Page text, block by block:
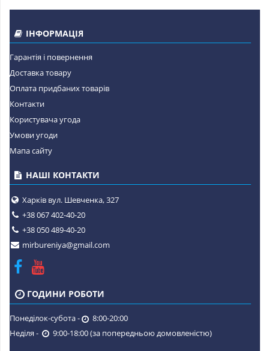
ІНФОРМАЦІЯ
Гарантія і повернення
Доставка товару
Оплата придбаних товарів
Контакти
Користувача угода
Умови угоди
Мапа сайту
НАШІ КОНТАКТИ
Харків вул. Шевченка, 327
+38 067 402-40-20
+38 050 489-40-20
mirbureniya@gmail.com
ГОДИНИ РОБОТИ
Понеділок-субота -
8:00-20:00
Неділя -
9:00-18:00 (за попередньою домовленістю)